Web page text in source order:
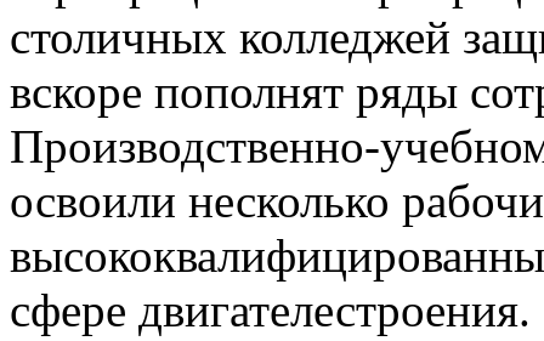
столичных колледжей
вскоре пополнят ряды
Производственно-
освоили несколько
сфере двигателестроения.